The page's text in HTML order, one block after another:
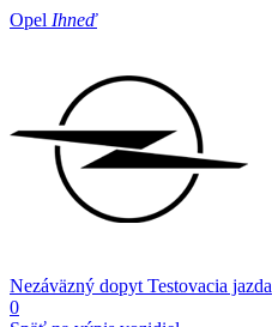
Opel Ihneď
Nezáväzný dopyt Testovacia jazda
0